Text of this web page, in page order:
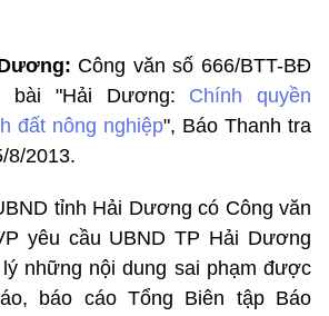
Công văn số 666/BTT-BĐ
bài "Hải Dương: Chính quyền
đất nông nghiệp", Báo Thanh tra
8/2013.
tỉnh Hải Dương có Công văn
yêu cầu UBND TP Hải Dương
những nội dung sai phạm được
báo cáo Tổng Biên tập Báo